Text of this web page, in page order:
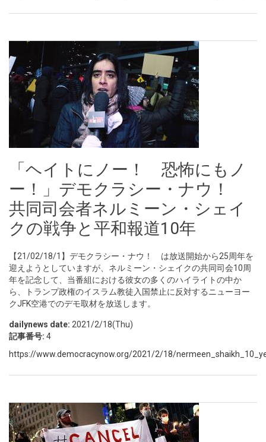
「ヘイトにノー！ 恐怖にもノ
ー！」デモクラシー・ナウ！
共同司会者ネルミーン・シェイ
クの戦争と平和報道10年
【21/02/18/1】デモクラシー・ナウ！ は放送開始から25周年を
迎えようとしていますが、ネルミーン・シェイクの共同司会10周
年を記念して、当番組における彼女の多くのハイライトの中か
ら、トランプ政権のイスラム教徒入国禁止に反対するニューヨー
クJFK空港でのデモ取材を放送します。
dailynews date: 2021/2/18(Thu)
記事番号: 4
https://www.democracynow.org/2021/2/18/